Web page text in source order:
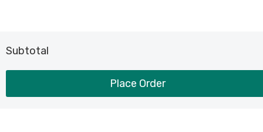
Subtotal
Place Order